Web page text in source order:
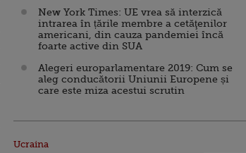
New York Times: UE vrea să interzică
intrarea în țările membre a cetăţenilor
americani, din cauza pandemiei încă
foarte active din SUA
Alegeri europarlamentare 2019: Cum se
aleg conducătorii Uniunii Europene și
care este miza acestui scrutin
Ucraina